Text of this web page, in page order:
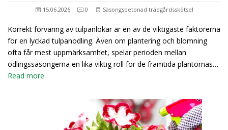
15.06.2026 0 Säsongsbetonad trädgårdsskötsel
Korrekt förvaring av tulpanlökar är en av de viktigaste faktorerna
för en lyckad tulpanodling. Även om plantering och blomning
ofta får mest uppmärksamhet, spelar perioden mellan
odlingssäsongerna en lika viktig roll för de framtida plantornas…
Read more